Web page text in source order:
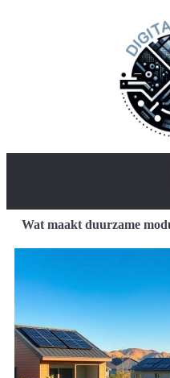
Wat maakt duurzame